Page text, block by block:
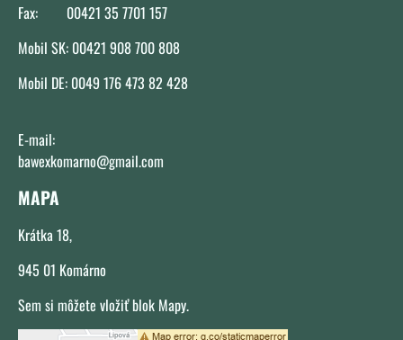
Fax: 00421 35 7701 157
Mobil SK: 00421 908 700 808
Mobil DE: 0049 176 473 82 428
E-mail:
bawexkomarno@gmail.com
MAPA
Krátka 18,
945 01 Komárno
Sem si môžete vložiť blok Mapy.